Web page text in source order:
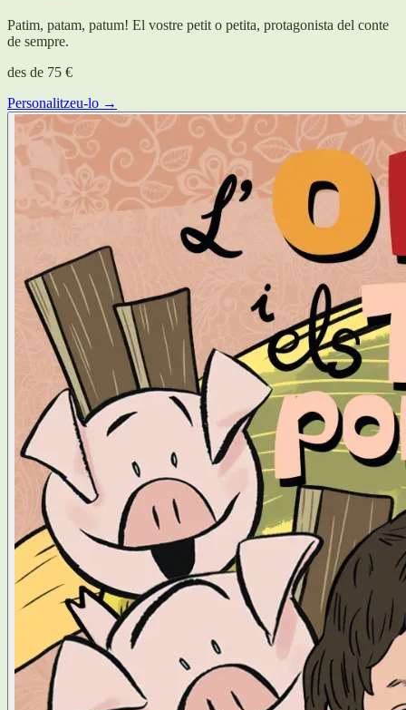
Patim, patam, patum! El vostre petit o petita, protagonista del conte
de sempre.
des de 75 €
Personalitzeu-lo →